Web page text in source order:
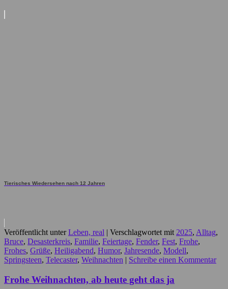
Tierisches Wiedersehen nach 12 Jahren
Veröffentlicht unter Leben, real | Verschlagwortet mit 2025, Alltag,
Bruce, Desasterkreis, Familie, Feiertage, Fender, Fest, Frohe,
Frohes, Grüße, Heiligabend, Humor, Jahresende, Modell,
Springsteen, Telecaster, Weihnachten | Schreibe einen Kommentar
Frohe Weihnachten, ab heute geht das ja